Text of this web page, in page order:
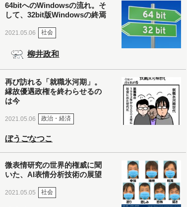
64bitへのWindowsの流れ。そ
して、32bit版Windowsの終焉
2021.05.06 社会
柳井政和
再び訪れる「就職氷河期」。
縁故優遇政権を終わらせるの
は今
2021.05.06 政治・経済
ぼうごなつこ
微表情研究の世界的権威に聞
いた、AI表情分析技術の展望
2021.05.05 社会